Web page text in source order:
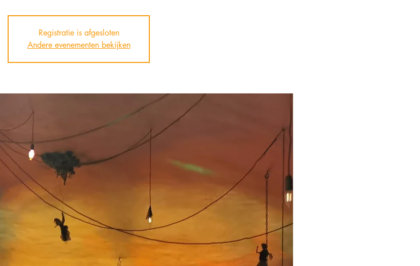
Registratie is afgesloten
Andere evenementen bekijken